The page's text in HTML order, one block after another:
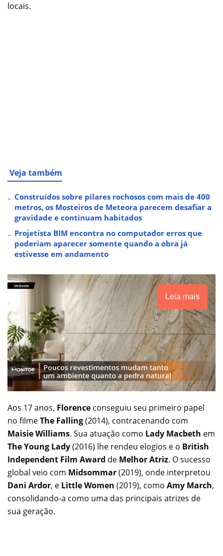
locais.
Veja também
Construídos sobre pilares rochosos com mais de 400
metros, os Mosteiros de Meteora parecem desafiar a
gravidade e continuam habitados
Projetista BIM encontra no computador erros que
poderiam aparecer somente quando a obra já
estivesse em andamento
Leia mais
Aos 17 anos, Florence conseguiu seu primeiro papel
no filmeThe Falling(2014), contracenando com
Maisie Williams. Sua atuação como Lady Macbeth em
The Young Lady(2016) lhe rendeu elogios e o British
Independent Film Award de Melhor Atriz. O sucesso
global veio com Midsommar(2019), onde interpretou
Dani Ardor, e Little Women (2019), como Amy March,
consolidando-a como uma das principais atrizes de
sua geração.